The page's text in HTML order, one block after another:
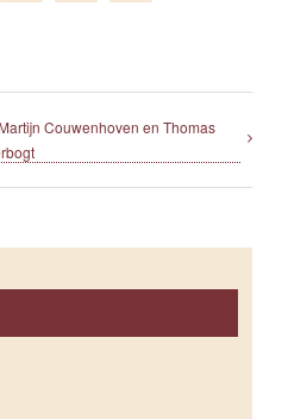
Martijn Couwenhoven en Thomas